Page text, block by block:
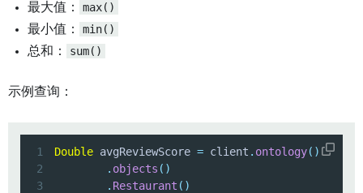
最大值：
max()
最小值：
min()
总和：
sum()
示例查询：
1 Double avgReviewScore = client . ontology( )
2
. objects ( )
3
. Restaurant ( )